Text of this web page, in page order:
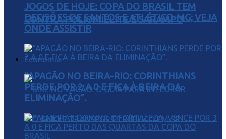
CONTRA POLIOMIELITE E SARAMPO
Economia
JOGOS DE HOJE: COPA DO BRASIL TEM
DECISÕES DE SANTOS E ATLÉTICO-MG; VEJA
ONDE ASSISTIR
“APAGÃO NO BEIRA-RIO: CORINTHIANS
PERDE POR 2 A 0 E FICA À BEIRA DA
ELIMINAÇÃO”.